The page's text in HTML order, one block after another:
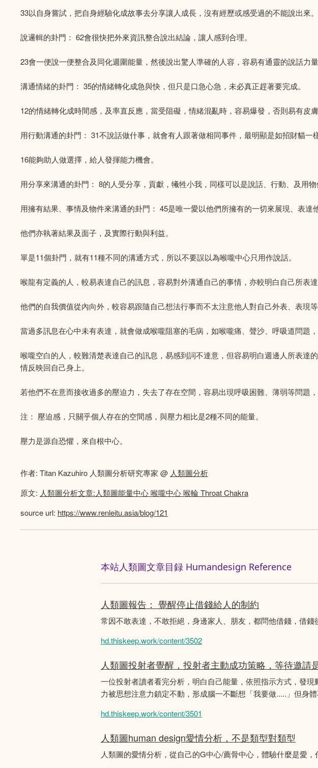
33以自身嘗試，把自身經驗化成故事去分享讓人成長，沒有經歷或感受過的不能說出來。
說邏輯的卦門： 62會很快把外來資訊整合說出結論，讓人感到合理。
23會一便說一便整合及同化週圍能量，然後說出驚人準確的人容，容易有通靈的說話力量
溝通情緒的卦門： 35的情緒轉化成急與快，但只是口急心急，未必真正趕著要完成。
12的情緒轉化成時間感，及率直反應，當受阻礙，情緒混亂時，容易爆發，否則易有皮膚
用行動溝通的卦門： 31不說話做什事，就會有人跟著做相同事件，最明顯是如招財貓一
16能夠助人做選擇，給人發揮能力機會。
用分享來溝通的卦門： 8的人受分享，貢獻，犧牲小我，同樣可以是說話、行動、及用物
用擁有結果、事情及物件來溝通的卦門： 45是唯一愛以他們所擁有的一切來展現、表
他們亦執著結果及面子，及實際行動與利益。
單是11個卦門，就有11種不同的溝通方式，所以不要誤以為喉嚨中心只用作說話。
喉龍有定義的人，較易表達自己的訊息，容易對外溝通自己的事情，亦較明白自己所表達
他們的自我價值從內向外，較容易跟隨自己想法行事而不太注意他人對自己外表、表現等
當過多訊息在心中未有表達，就會做成喉嚨阻塞的毛病，如喉嚨痛、聲沙、呼吸道問題，
喉嚨空白的人，較難清楚表達自己的訊息，易感到詞不達意，但容易明白週邊人所表
情反映回自己身上。
若他們不在意而接收過多的壓迫力，失去了存在空間，容易出現呼吸困難、薄弱等問題
注： 壓迫感，只關乎個人存在的空間感，與壓力相比是2種不同的能量。
壓力是源自恐懼，來自根中心。
作者: Titan Kazuhiro 人類圖分析研究專家 @ 人類圖分析
原文: 人類圖分析文章:人類圖能量中心 喉嚨中心 喉輪 Throat Chakra
source url: https://www.renleitu.asia/blog/121
本站人類圖文章目録 Humandesign Reference
人類圖報告： 覺醒停止借錢給人的制約
常因不敢表達，不敢拒絕，身邊家人、朋友，都問他借錢，借錢
hd.thiskeep.work/content/3502
人類圖投射者覺醒，投射者主動成功策略，等待邀請
一位投射者讀者看完分析，明白自己能量，依照指示方式，發
力被思想注意力鎖定不動，形成腦一不斷想「我要做.....」但身體
hd.thiskeep.work/content/3501
人類圖human design愛情分析，不是類型對類型
人類圖的愛情分析，從自己的G中心/薦骨中心，體驗什麼是愛